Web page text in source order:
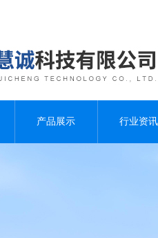
产品展示 行业资讯